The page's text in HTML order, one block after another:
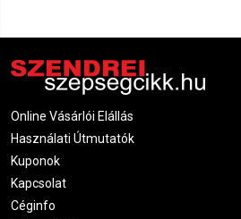
Online Vásárlói Elállás
Használati Útmutatók
Kuponok
Kapcsolat
Céginfo